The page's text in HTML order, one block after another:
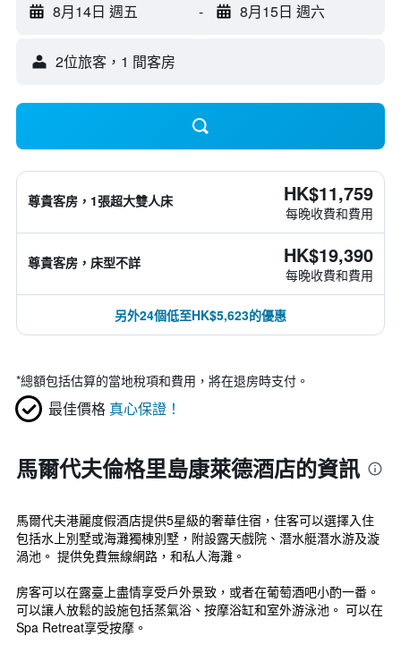
8月14日 週五 - 8月15日 週六
2位旅客，1 間客房
尊貴客房，1張超大雙人床 HK$11,759
每晚收費和費用
尊貴客房，床型不詳 HK$19,390
每晚收費和費用
另外24個低至HK$5,623的優惠
*總額包括估算的當地稅項和費用，將在退房時支付。
最佳價格 真心保證！
馬爾代夫倫格里島康萊德酒店的資訊
馬爾代夫港麗度假酒店提供5星級的奢華住宿，住客可以選擇入住
包括水上別墅或海灘獨棟別墅，附設露天戲院、潛水艇潛水游及漩
渦池。 提供免費無線網路，和私人海灘。
房客可以在露臺上盡情享受戶外景致，或者在葡萄酒吧小酌一番。
可以讓人放鬆的設施包括蒸氣浴、按摩浴缸和室外游泳池。 可以在
Spa Retreat享受按摩。